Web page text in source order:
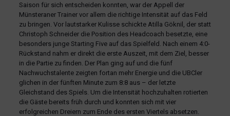
Saison für sich entscheiden konnten, war der Appell der
Münsteraner Trainer vor allem die richtige Intensität auf das Feld
zu bringen. Vor lautstarker Kulisse schickte Atilla Göknil, der statt
Christoph Schneider die Position des Headcoach besetzte, eine
besonders junge Starting Five auf das Spielfeld. Nach einem 4:0-
Rückstand nahm er direkt die erste Auszeit, mit dem Ziel, besser
in die Partie zu finden. Der Plan ging auf und die fünf
Nachwuchstalente zeigten fortan mehr Energie und die UBCler
glichen in der fünften Minute zum 8:8 aus – der letzte
Gleichstand des Spiels. Um die Intensität hochzuhalten rotierten
die Gäste bereits früh durch und konnten sich mit vier
erfolgreichen Dreiern zum Ende des ersten Viertels absetzen.